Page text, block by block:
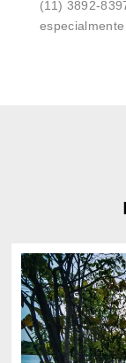
(11) 3892-
especialmente